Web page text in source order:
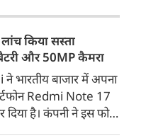
उचित नहीं है। उन्होंने
Z सरकार का हिस्सा है
के जनादेश की वजह
सरकार लंबे समय से सत्ता
के कई इलाकों में
कई प्रमुख मार्गों पर
जाम लग गया। भारी
कारण लोगों को अपने
पहुंचने में काफी परेशानी
करना पड़ा।
किया सस्ता
और 50MP कैमरा
भारतीय बाजार में अपना
Redmi Note 17
दिया है। कंपनी ने इस फोन